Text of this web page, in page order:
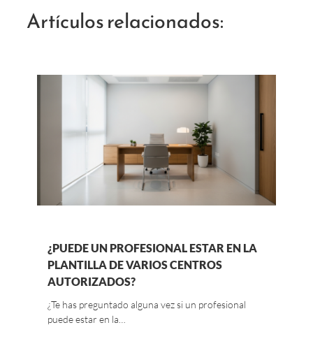
Artículos relacionados:
¿PUEDE UN PROFESIONAL ESTAR EN LA
PLANTILLA DE VARIOS CENTROS
AUTORIZADOS?
¿Te has preguntado alguna vez si un profesional
puede estar en la…